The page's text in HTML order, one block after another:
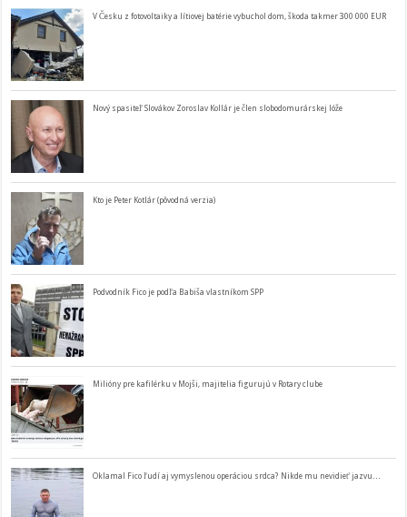
V Česku z fotovoltaiky a lítiovej batérie vybuchol dom, škoda takmer 300 000 EUR
Nový spasiteľ Slovákov Zoroslav Kollár je člen slobodomurárskej lóže
Kto je Peter Kotlár (pôvodná verzia)
Podvodník Fico je podľa Babiša vlastníkom SPP
Milióny pre kafilérku v Mojši, majitelia figurujú v Rotary clube
Oklamal Fico ľudí aj vymyslenou operáciou srdca? Nikde mu nevidieť jazvu…